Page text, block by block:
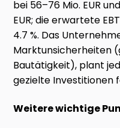
bei 56–76 Mio. EUR
EUR; die erwartete
4.7 %. Das
Marktunsicherheiten
Bautätigkeit), plant
gezielte Investitionen
Weitere wichtige